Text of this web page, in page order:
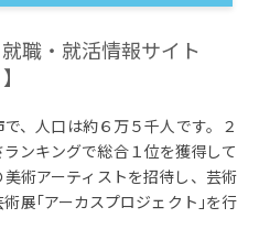
職・就活情報サイト
、人口は約６万５千人です。２
ンキングで総合１位を獲得して
術アーティストを招待し、芸術
展｢アーカスプロジェクト｣を行